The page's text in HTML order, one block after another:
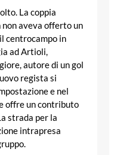
La coppia
aveva offerto un
centrocampo in
ad Artioli,
autore di un gol
regista si
e nel
offre un contributo
strada per la
intrapresa